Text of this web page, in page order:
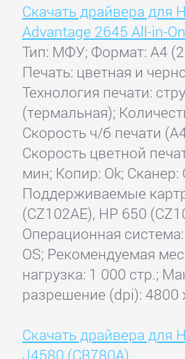
Скачать драйвера для
Advantage 2645 All-in-
Тип: МФУ; Формат: A4
Печать: цветная и
Технология печати:
(термальная);
Скорость ч/б печати
Скорость цветной
мин; Копир: Ok; Сканер:
Поддерживаемые
(CZ102AE), HP 650
Операционная
OS; Рекомендуемая
нагрузка: 1 000 стр.;
разрешение (dpi): 4800
Скачать драйвера для
J4580 (CB780A)